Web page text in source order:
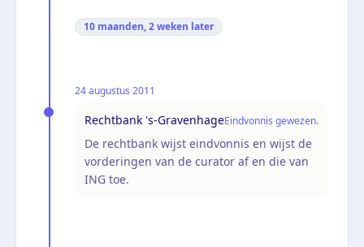
10 maanden, 2 weken later
24 augustus 2011
Rechtbank 's-GravenhageEindvonnis gewezen.
De rechtbank wijst eindvonnis en wijst de
vorderingen van de curator af en die van
ING toe.